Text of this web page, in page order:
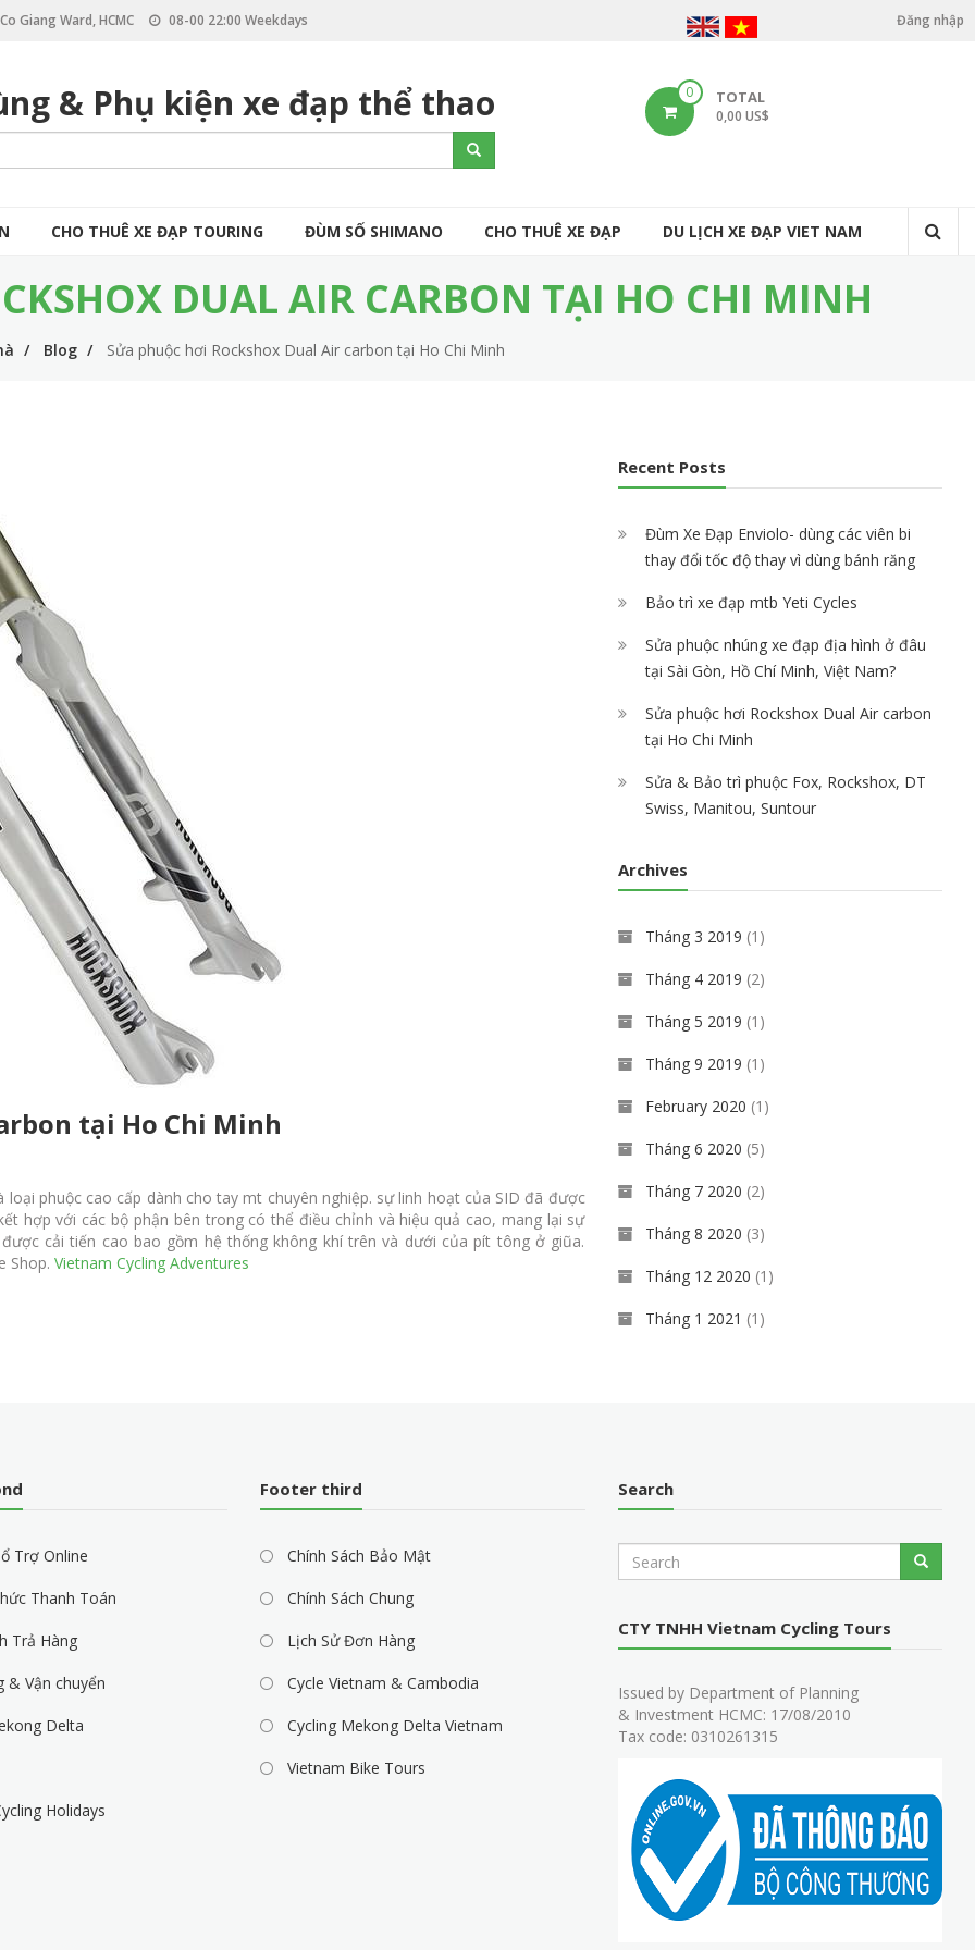
Giang Ward, HCMC 08-00 22:00 Weekdays
U
u
Đăng nhập
& Phụ kiện xe đạp thể thao
e
c
Search
0 TOTAL
0,00 US$
CHO THUÊ XE ĐẠP TOURING ĐÙM SỐ SHIMANO CHO THUÊ XE ĐẠP DU LỊCH XE ĐẠP VIET NAM
DUAL AIR CARBON TẠI HO CHI MINH
Blog Sửa phuộc hơi Rockshox Dual Air carbon tại Ho Chi Minh
tại Ho Chi Minh
loại phuộc cao cấp dành cho tay mt chuyên nghiệp. sự linh hoạt của SID đã được
hợp với các bộ phận bên trong có thể điều chỉnh và hiệu quả cao, mang lại sự
cải tiến cao bao gồm hệ thống không khí trên và dưới của pít tông ở giũa.
Shop. Vietnam Cycling Adventures
Recent Posts
Đùm Xe Đạp Enviolo- dùng các viên bi
thay đổi tốc độ thay vì dùng bánh răng
Bảo trì xe đạp mtb Yeti Cycles
Sửa phuộc nhúng xe đạp địa hình ở đâu
tại Sài Gòn, Hồ Chí Minh, Việt Nam?
Sửa phuộc hơi Rockshox Dual Air carbon
tại Ho Chi Minh
Sửa & Bảo trì phuộc Fox, Rockshox, DT
Swiss, Manitou, Suntour
Archives
Tháng 3 2019 (1)
Tháng 4 2019 (2)
Tháng 5 2019 (1)
Tháng 9 2019 (1)
February 2020 (1)
Tháng 6 2020 (5)
Tháng 7 2020 (2)
Tháng 8 2020 (3)
Tháng 12 2020 (1)
Tháng 1 2021 (1)
Trợ Online
Thanh Toán
Trả Hàng
& Vận chuyển
Delta
Holidays
Footer third
Chính Sách Bảo Mật
Chính Sách Chung
Lịch Sử Đơn Hàng
Cycle Vietnam & Cambodia
Cycling Mekong Delta Vietnam
Vietnam Bike Tours
Search
e
c
Search
CTY TNHH Vietnam Cycling Tours
Issued by Department of Planning
& Investment HCMC: 17/08/2010
Tax code: 0310261315